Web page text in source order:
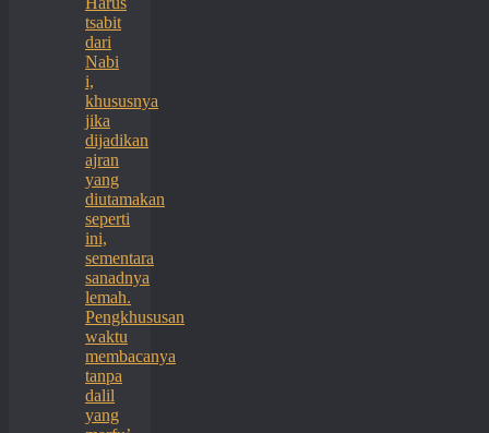
tsabit
dari
Nabi
i,
khususnya
jika
dijadikan
ajran
yang
diutamakan
seperti
ini,
sementara
sanadnya
lemah.
Pengkhususan
waktu
membacanya
tanpa
dalil
yang